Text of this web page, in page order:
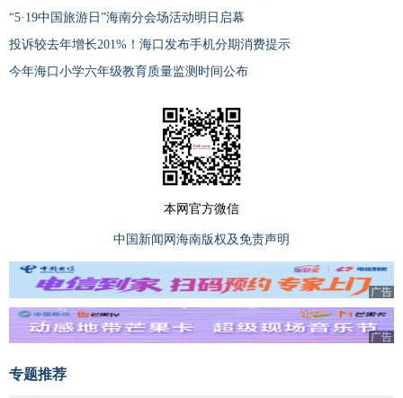
“5·19中国旅游日”海南分会场活动明日启幕
投诉较去年增长201%！海口发布手机分期消费提示
今年海口小学六年级教育质量监测时间公布
本网官方微信
中国新闻网海南版权及免责声明
广告
广告
专题推荐